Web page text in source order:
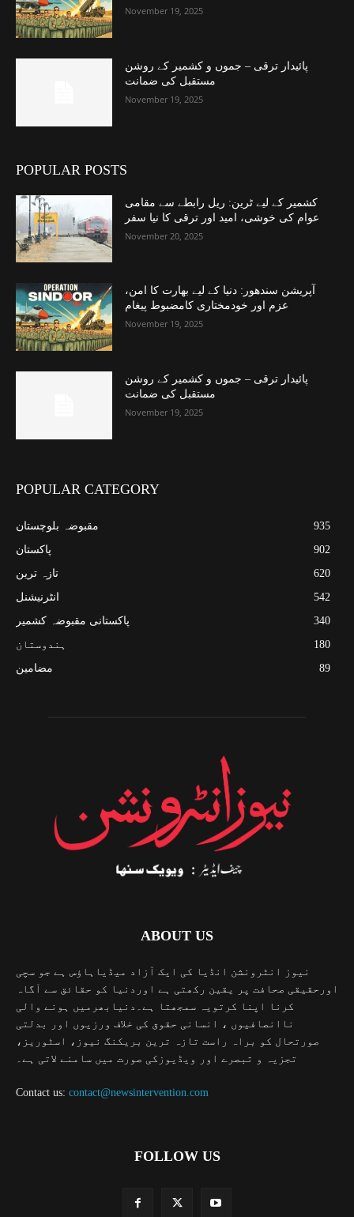
November 19, 2025
پائیدار ترقی – جموں و کشمیر کے روشن
مستقبل کی ضمانت
November 19, 2025
POPULAR POSTS
کشمیر کے لیے ٹرین: ریل رابطے سے مقامی
عوام کی خوشی، امید اور ترقی کا نیا سفر
November 20, 2025
آپریشن سندھور: دنیا کے لیے بھارت کا امن،
عزم اور خودمختاری کامضبوط پیغام
November 19, 2025
پائیدار ترقی – جموں و کشمیر کے روشن
مستقبل کی ضمانت
November 19, 2025
POPULAR CATEGORY
مقبوضہ بلوچستان
935
پاکستان
902
تازہ ترین
620
انٹرنیشنل
542
پاکستانی مقبوضہ کشمیر
340
ہندوستان
180
مضامین
89
ABOUT US
نیوز انٹرونشن انڈیا کی ایک آزاد میڈیاہاؤس ہے جو سچی
اورحقیقی صحافت پر یقین رکھتی ہے اوردنیا کو حقائق سے آگاہ
کرنا اپنا کرتویہ سمجھتا ہے۔دنیابھرمیں ہونے والی
ناانصافیوں ، انسانی حقوق کی خلاف ورزیوں اور بدلتی
صورتحال کو براہ راست تازہ ترین بریکنگ نیوز، اسٹوریز،
تجزیہ و تبصرے اور ویڈیوزکی صورت میں سامنے لاتی ہے۔
Contact us: contact@newsintervention.com
FOLLOW US